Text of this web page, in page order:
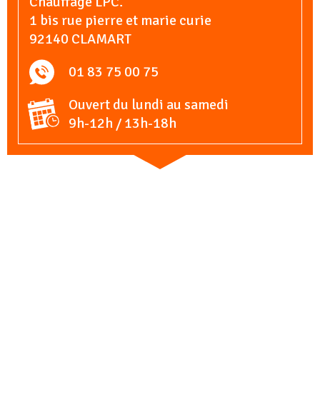
1 bis rue pierre et marie curie
92140 CLAMART
01 83 75 00 75
Ouvert du lundi au samedi
9h-12h / 13h-18h